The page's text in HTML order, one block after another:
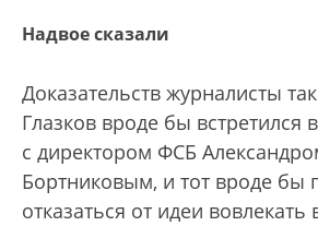
Надвое сказали
Доказательств журналисты
Глазков вроде бы встретился
с директором ФСБ
Бортниковым, и тот вроде бы
отказаться от идеи вовлекать